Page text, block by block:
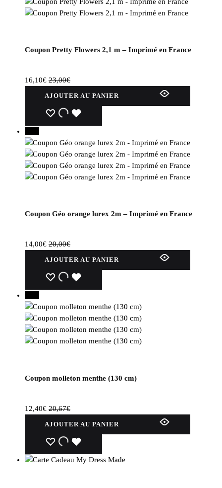
Coupon Pretty Flowers 2,1 m – Imprimé en France
16,10€ 23,00€
AJOUTER AU PANIER
WISHLIST
WISHLIST
Coupon Géo orange lurex 2m – Imprimé en France
14,00€ 20,00€
AJOUTER AU PANIER
WISHLIST
WISHLIST
Coupon molleton menthe (130 cm)
12,40€ 20,67€
AJOUTER AU PANIER
WISHLIST
WISHLIST